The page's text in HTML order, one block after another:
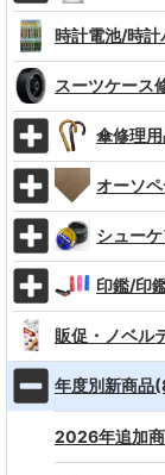
時計電池/時
スーツケース
傘修理
オーソ
シュー
印鑑/印
販促・ノベル
年度別新商品
2026年追加